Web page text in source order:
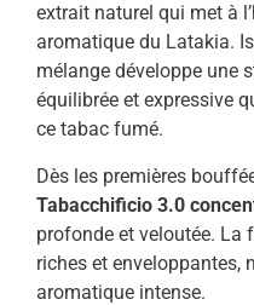
extrait naturel qui met à
aromatique du Latakia.
mélange développe une
équilibrée et expressive
ce tabac fumé.
Dès les premières
Tabacchificio 3.0
profonde et veloutée. La
riches et enveloppantes,
aromatique intense.